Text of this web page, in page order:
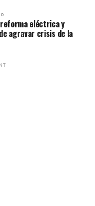
eléctrica y
agravar crisis de la